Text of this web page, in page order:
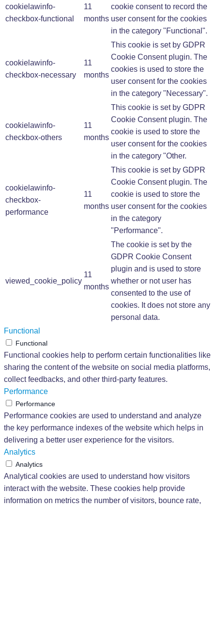
cookielawinfo-
checkbox-functional
11
months
cookie consent to record the
user consent for the cookies
in the category "Functional".
cookielawinfo-
checkbox-necessary
11
months
This cookie is set by GDPR
Cookie Consent plugin. The
cookies is used to store the
user consent for the cookies
in the category "Necessary".
cookielawinfo-
checkbox-others
11
months
This cookie is set by GDPR
Cookie Consent plugin. The
cookie is used to store the
user consent for the cookies
in the category "Other.
cookielawinfo-
checkbox-
performance
11
months
This cookie is set by GDPR
Cookie Consent plugin. The
cookie is used to store the
user consent for the cookies
in the category
"Performance".
viewed_cookie_policy
11
months
The cookie is set by the
GDPR Cookie Consent
plugin and is used to store
whether or not user has
consented to the use of
cookies. It does not store any
personal data.
Functional
Functional
Functional cookies help to perform certain functionalities like
sharing the content of the website on social media platforms,
collect feedbacks, and other third-party features.
Performance
Performance
Performance cookies are used to understand and analyze
the key performance indexes of the website which helps in
delivering a better user experience for the visitors.
Analytics
Analytics
Analytical cookies are used to understand how visitors
interact with the website. These cookies help provide
information on metrics the number of visitors, bounce rate,